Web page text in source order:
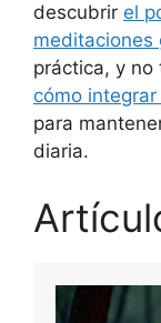
descubrir el
meditaciones
práctica, y no
cómo
para
diaria.